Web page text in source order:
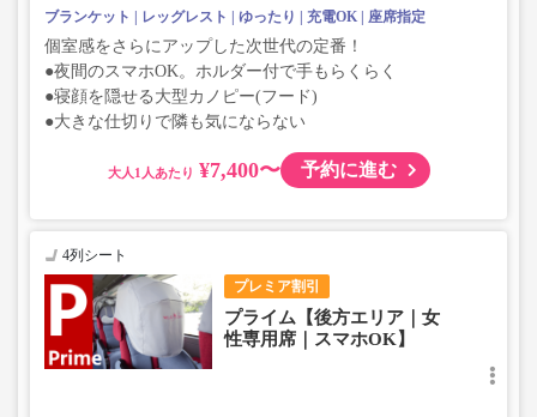
ブランケット レッグレスト ゆったり 充電OK 座席指定
個室感をさらにアップした次世代の定番！
●夜間のスマホOK。ホルダー付で手もらくらく
●寝顔を隠せる大型カノピー(フード)
●大きな仕切りで隣も気にならない
大人 ¥7,400〜 予約に進む
プレミア割引
4列シート
プライム【後方エリア｜女
性専用席｜スマホOK】